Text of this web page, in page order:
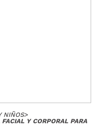
NIÑOS>
Y CORPORAL PARA